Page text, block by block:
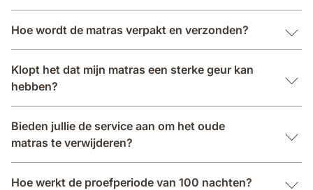
Hoe wordt de matras verpakt en verzonden?
Klopt het dat mijn matras een sterke geur kan
hebben?
Bieden jullie de service aan om het oude
matras te verwijderen?
Hoe werkt de proefperiode van 100 nachten?